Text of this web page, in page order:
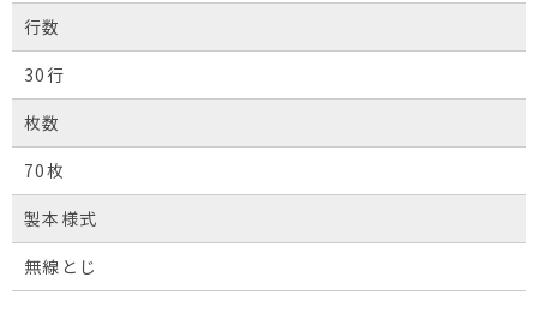
行数
30行
枚数
70枚
製本様式
無線とじ